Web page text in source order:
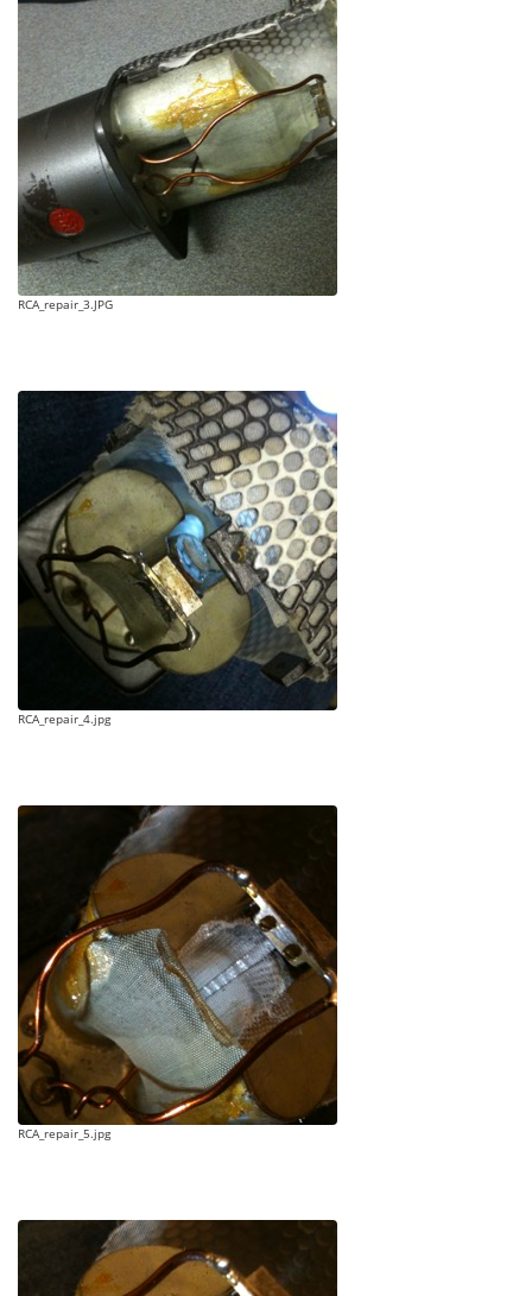
RCA_repair_3.JPG
RCA_repair_4.jpg
RCA_repair_5.jpg